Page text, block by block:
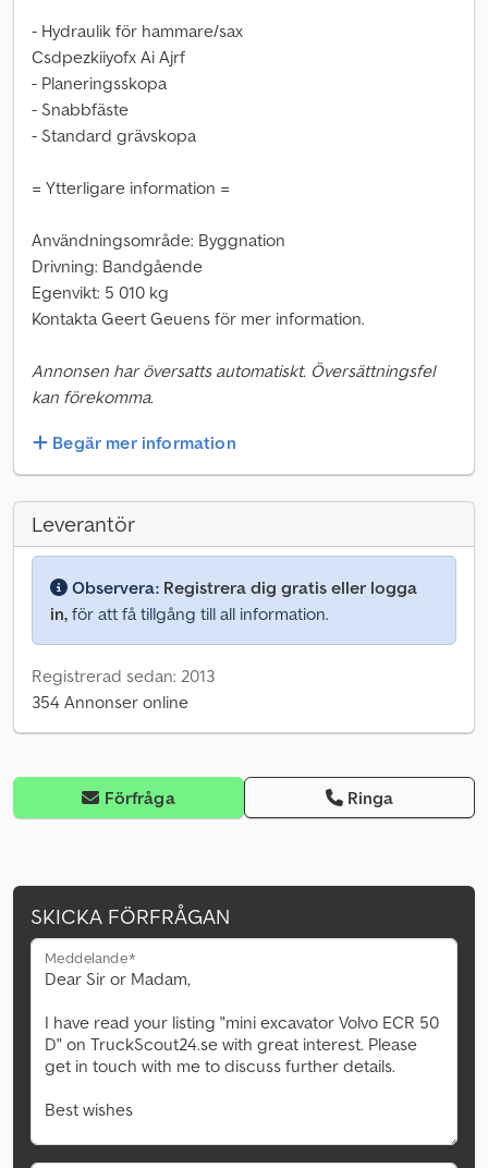
- Hydraulik för hammare/sax
Csdpezkiiyofx Ai Ajrf
- Planeringsskopa
- Snabbfäste
- Standard grävskopa
= Ytterligare information =
Användningsområde: Byggnation
Drivning: Bandgående
Egenvikt: 5 010 kg
Kontakta Geert Geuens för mer information.
Annonsen har översatts automatiskt. Översättningsfel
kan förekomma.
Begär mer information
Leverantör
Observera: Registrera dig gratis eller logga
in, för att få tillgång till all information.
Registrerad sedan: 2013
354 Annonser online
Förfråga Ringa
SKICKA FÖRFRÅGAN
Meddelande*